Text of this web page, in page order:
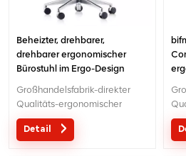
Beheizter, drehbarer,
drehbarer ergonomischer
Bürostuhl im Ergo-Design
Großhandelsfabrik-direkter
Qualitäts-ergonomischer
Entwurfsbüro-Ineinander
greifenstuhl MOQ ist EIN Stück,
Detail